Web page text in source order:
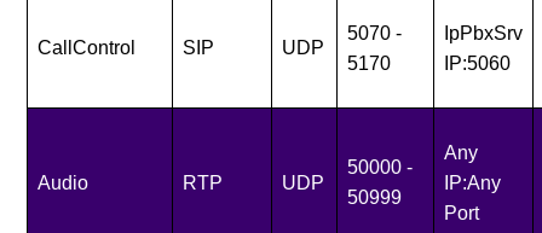
CallControl SIP UDP
5070 -
5170
IpPbxSrv
IP:5060
Audio RTP UDP
50000 -
50999
Any
IP:Any
Port